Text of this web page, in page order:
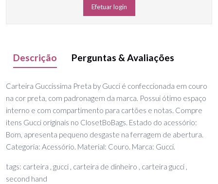
Efetuar login
Descrição Perguntas & Avaliações
Carteira Guccissima Preta by Gucci é confeccionada em couro
na cor preta, com padronagem da marca. Possui ótimo espaço
interno e com compartimento para cartões e notas. Compre
itens Gucci originais no ClosetBoBags. Estado do acessório:
Bom, apresenta pequeno desgaste na ferragem de abertura.
Categoria: Acessório. Material: Couro. Marca: Gucci.
tags: carteira , gucci , carteira de dinheiro , carteira gucci ,
second hand